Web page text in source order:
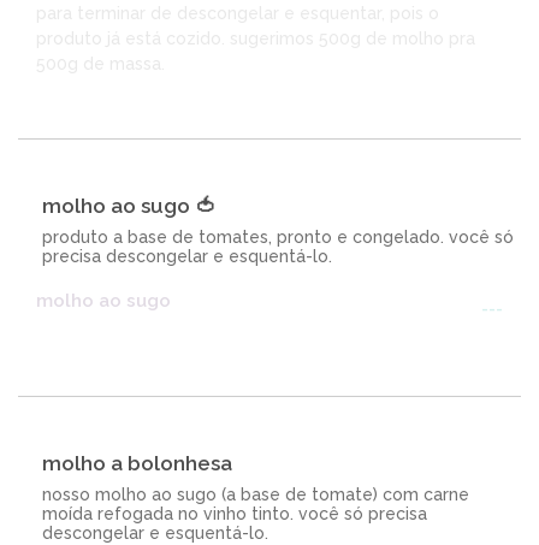
para terminar de descongelar e esquentar, pois o
produto já está cozido. sugerimos 500g de molho pra
500g de massa.
molho ao sugo 🍅
produto a base de tomates, pronto e congelado. você só
precisa descongelar e esquentá-lo.
molho ao sugo ---
molho a bolonhesa
nosso molho ao sugo (a base de tomate) com carne
moída refogada no vinho tinto. você só precisa
descongelar e esquentá-lo.